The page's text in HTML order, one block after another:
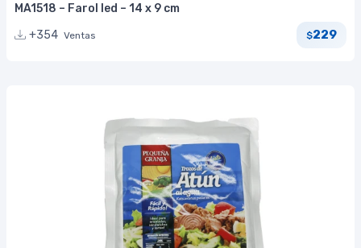
MA1518 – Farol led – 14 x 9 cm
+354 Ventas $229